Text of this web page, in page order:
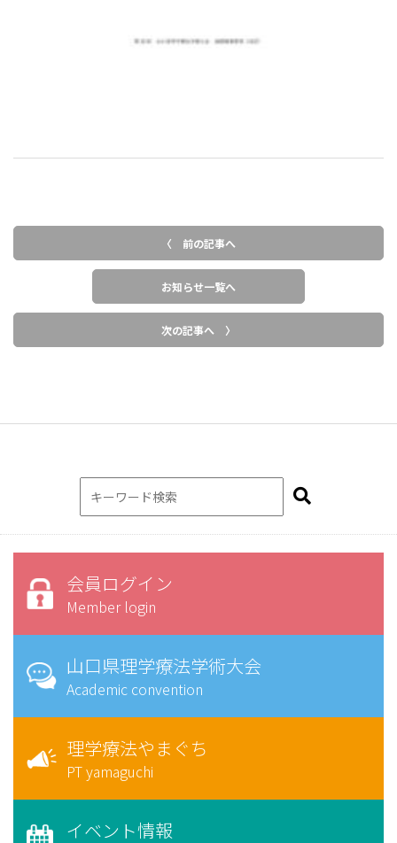
〈 前の記事へ
お知らせ一覧へ
次の記事へ 〉
会員ログイン
Member login
山口県理学療法学術大会
Academic convention
理学療法やまぐち
PT yamaguchi
イベント情報